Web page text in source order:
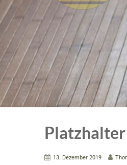
Platzhalter
13. Dezember 2019